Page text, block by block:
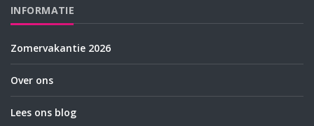
INFORMATIE
Zomervakantie 2026
Over ons
Lees ons blog